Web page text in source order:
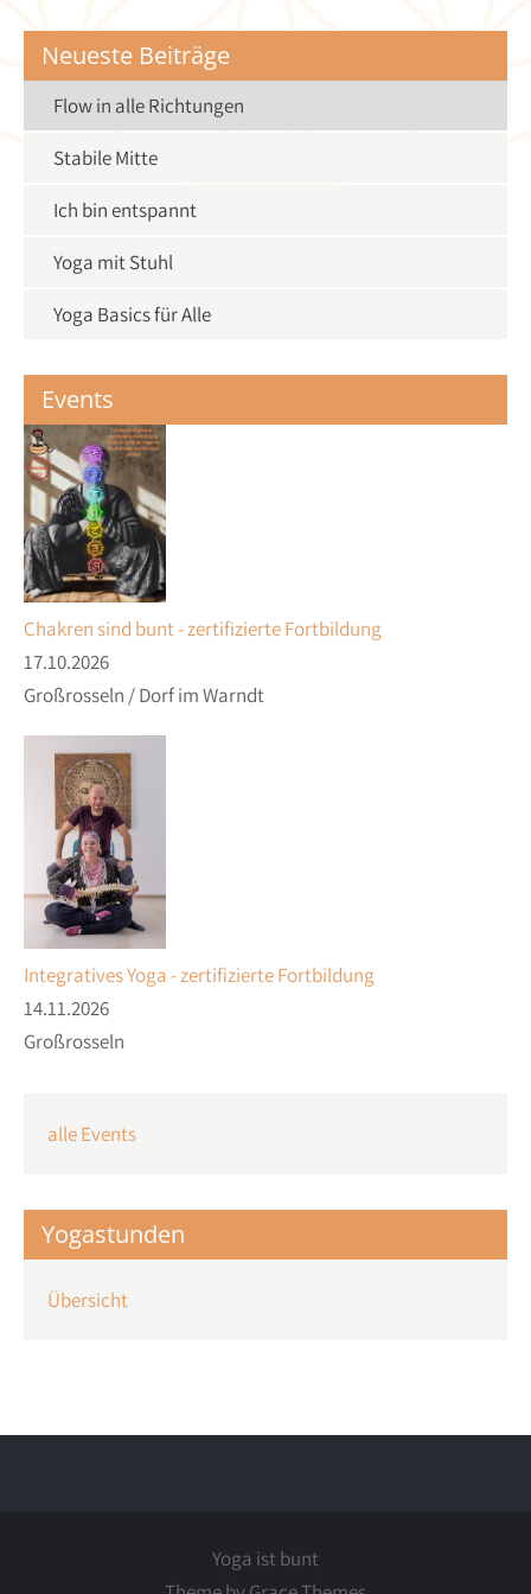
Neueste Beiträge
Flow in alle Richtungen
Stabile Mitte
Ich bin entspannt
Yoga mit Stuhl
Yoga Basics für Alle
Events
Chakren sind bunt - zertifizierte Fortbildung
17.10.2026
Großrosseln / Dorf im Warndt
Integratives Yoga - zertifizierte Fortbildung
14.11.2026
Großrosseln
alle Events
Yogastunden
Übersicht
Yoga ist bunt